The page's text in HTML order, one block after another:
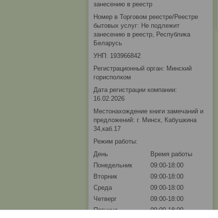
занесению в реестр
Номер в Торговом реестре/Реестре
бытовых услуг: Не подлежит
занесению в реестр, Республика
Беларусь
УНП: 193966842
Регистрационный орган: Минский
горисполком
Дата регистрации компании:
16.02.2026
Местонахождение книги замечаний и
предложений: г. Минск, Кабушкина
34,каб.17
Режим работы:
День
Время работы
Понедельник
09:00-18:00
Вторник
09:00-18:00
Среда
09:00-18:00
Четверг
09:00-18:00
Пятница
09:00-18:00